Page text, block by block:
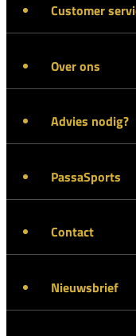
Customer
Over ons
Advies nodig?
PassaSports
Contact
Nieuwsbrief